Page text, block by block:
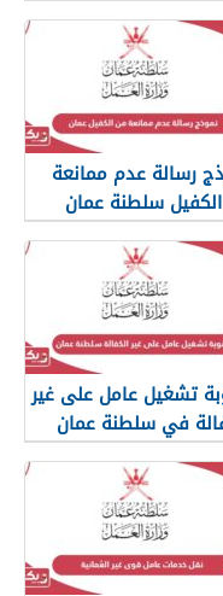
رسالة عدم ممانعة
سلطنة عمان
تشغيل عامل على غير
في سلطنة عمان